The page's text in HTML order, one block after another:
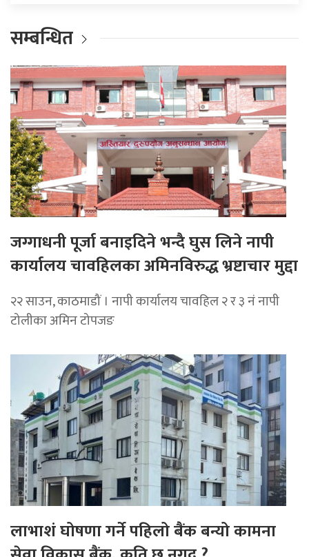
सम्बन्धित
जग्गाधनी पूर्जा बनाइदिने भन्दै घुस लिने नापी
कार्यालय चावहिलका अमिनविरुद्ध भ्रष्टाचार मुद्दा
२२ साउन, काठमाडौं । नापी कार्यालय चावहिल २ र ३ नं नापी
टोलीका अमिन टोपजङ
लाभाशं घोषणा गर्ने पहिलो बैंक बन्यो कामना